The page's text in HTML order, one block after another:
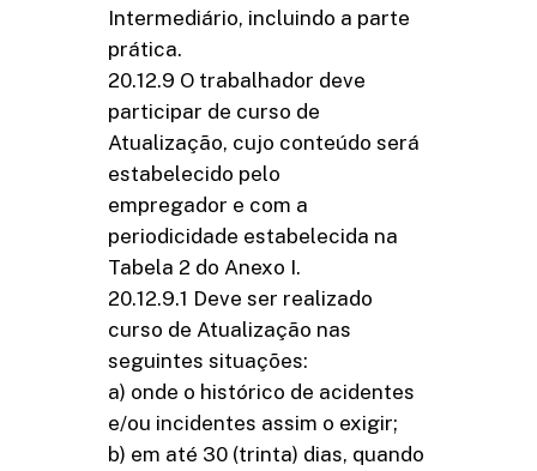
Intermediário, incluindo a parte
prática.
20.12.9 O trabalhador deve
participar de curso de
Atualização, cujo conteúdo será
estabelecido pelo
empregador e com a
periodicidade estabelecida na
Tabela 2 do Anexo I.
20.12.9.1 Deve ser realizado
curso de Atualização nas
seguintes situações:
a) onde o histórico de acidentes
e/ou incidentes assim o exigir;
b) em até 30 (trinta) dias, quando